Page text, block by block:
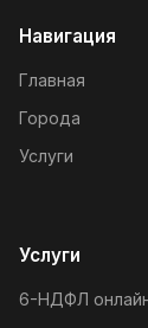
Навигация
Главная
Города
Услуги
Услуги
6-НДФЛ